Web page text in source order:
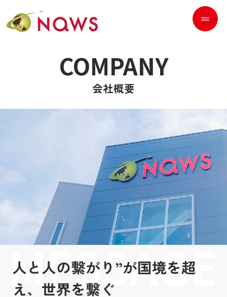
COMPANY
会社概要
人と人の繋がり”が国境を超
え、世界を繋ぐ